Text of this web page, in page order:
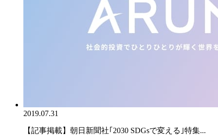
2019.07.31
【記事掲載】朝日新聞社｢2030 SDGsで変える｣特集...